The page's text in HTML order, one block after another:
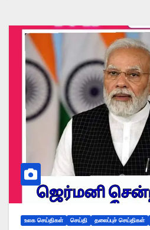
உலக செய்திகள் செய்தி தலைப்புச் செய்திகள்